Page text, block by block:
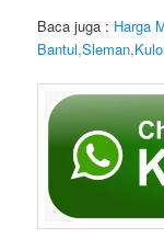
Baca juga : Harga